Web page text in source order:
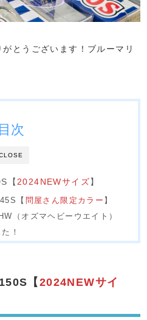
とうございます！ブルーマリ
目次
【 2024NEWサイズ】
【 問屋さん限定カラー 】
（オズマヘビーウエイト）
！
【 2024NEWサイ